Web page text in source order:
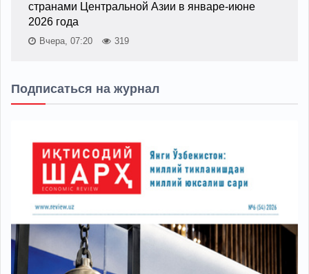
странами Центральной Азии в январе-июне
2026 года
Вчера, 07:20 319
Подписаться на журнал